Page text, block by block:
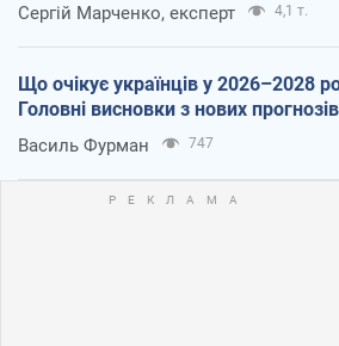
Сергій Марченко, експерт 4,1 т.
Що очікує українців у 2026–2028
Головні висновки з нових
Василь Фурман 747